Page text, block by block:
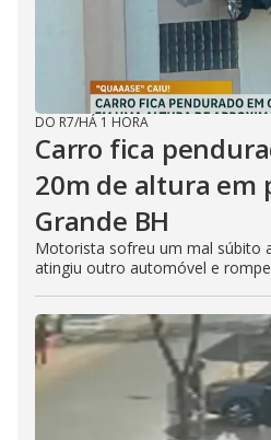
DO R7/HÁ 1 HORA
Carro fica
20m de altura em
Grande BH
Motorista sofreu um mal súbito
atingiu outro automóvel e